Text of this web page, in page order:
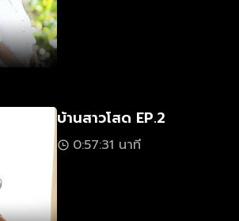
บ้านสาวโสด EP.2
0:57:31 นาที